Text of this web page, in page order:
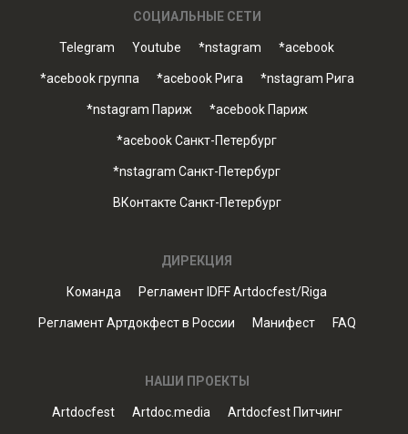
СОЦИАЛЬНЫЕ СЕТИ
Telegram Youtube *nstagram *acebook
*acebook группа *acebook Рига *nstagram Рига
*nstagram Париж *acebook Париж
*acebook Санкт-Петербург
*nstagram Санкт-Петербург
ВКонтакте Санкт-Петербург
ДИРЕКЦИЯ
Команда Регламент IDFF Artdocfest/Riga
Регламент Артдокфест в России Манифест FAQ
НАШИ ПРОЕКТЫ
Artdocfest Artdoc.media Artdocfest Питчинг